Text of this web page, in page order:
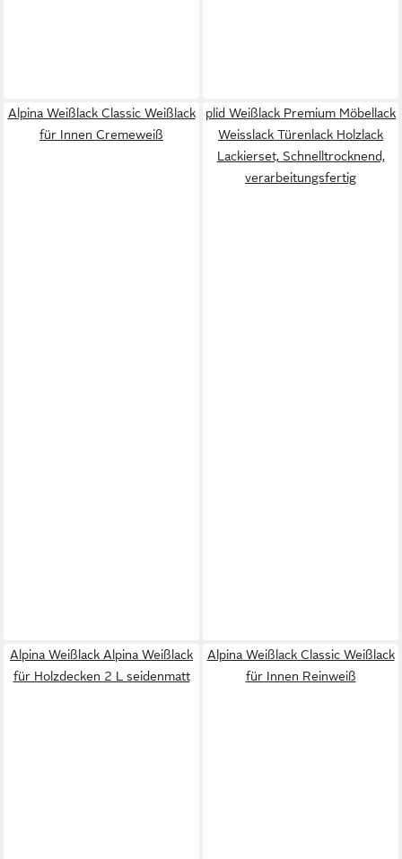
Alpina Weißlack Classic Weißlack
für Innen Cremeweiß
plid Weißlack Premium Möbellack
Weisslack Türenlack Holzlack
Lackierset, Schnelltrocknend,
verarbeitungsfertig
Alpina Weißlack Alpina Weißlack
für Holzdecken 2 L seidenmatt
Alpina Weißlack Classic Weißlack
für Innen Reinweiß